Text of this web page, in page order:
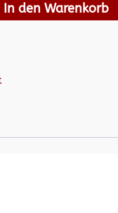
In den Warenkorb